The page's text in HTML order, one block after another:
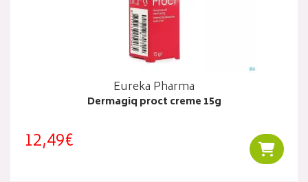
Eureka Pharma
Dermagiq proct creme 15g
12,49€